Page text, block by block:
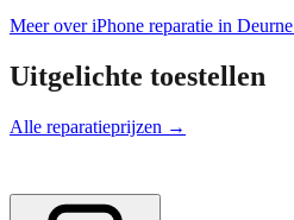
Meer over iPhone reparatie in Deurne
Uitgelichte toestellen
Alle reparatieprijzen →